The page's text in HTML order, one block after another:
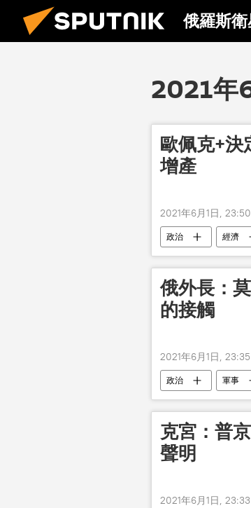
俄羅斯
2021年
歐佩克+決
增產
2021年6月1日, 23:50
政治 經濟
俄外長：
的接觸
2021年6月1日, 23:35
政治 軍事
克宮：普
聲明
2021年6月1日, 23:33